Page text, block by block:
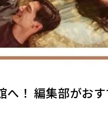
へ！ 編集部がお